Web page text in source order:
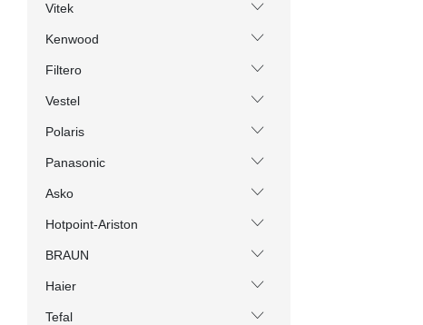
Vitek
Kenwood
Filtero
Vestel
Polaris
Panasonic
Asko
Hotpoint-Ariston
BRAUN
Haier
Tefal